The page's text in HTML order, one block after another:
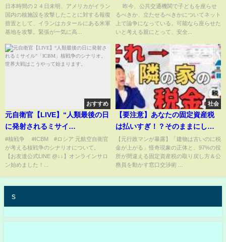
ン・イスラエルの思惑くみ取っ
た？『核へのおそれ』『劣勢で
の停戦はメンツ立たず』合意
が解説】（2025年6月24日）
日本時間の２４日未明、アメリカがイラン
国内の核施設を攻撃したことに対する報復
措置として、イランはカタールにある米軍
基地を攻撃。緊張が一気に高...
くにいた男性が“まさかの反
応”(ABEMA TIMES)
昨今、公共交通機関で子どもを座らせ
るべきか、立たせるべきかについてネット
上で論争になっている。可能なら座らせた
いと考える親にとって、安全...
おすすめ
元自衛官【LIVE】“人類最後の日
に発射されるミサイ
ル”「ICBM」核戦争のシナリ
オ。世界大戦はこうやって始ま
ります。
#核戦争 #ICBM #ロシア 元航空自衛官
が考える核戦争のシナリオについて。
【お友達公式LINE @↓↓】オンラインサロ
ン始めました！...
社会
【要注意】あなたの固定資産税
は払いすぎ！？そのままにして
いると生涯で100万円以上大損す
るかもしれない役所の闇の理由
と高い税金を安くする対策を解
【元行政マンが暴露】「建物は古いのに税
金が上がる」怪奇現象の正体と、97%の役
所が間違える固定資産税の取り戻し方＆公
務員を動かす窓口交渉術 ...
s